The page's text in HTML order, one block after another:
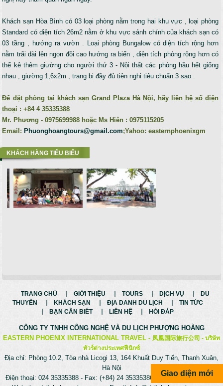
Khách sạn Hòa Bình có 03 loại phòng nằm trong hai khu vực , loại phòng
Standard có diện tích 26m2 nằm ở khu vực sảnh chính của khách sạn có
03 tầng , hướng ra vườn . Loại phòng Bungalow có diện tích rộng hơn
nằm trãi dài lên ngọn đồi cao hướng ra biển , diện tích phòng rộng hơn có
thể kê thêm giường cho người thứ 3 - Nội thất các phòng hầu hết giống
nhau , giường 1,6x2m , trang bị đầy đủ tiện nghi tiêu chuẩn 3 sao .
Để đặt phòng tại khách sạn Grand Plaza Hà Nội, hãy liên hệ số điện
thoại : +84 4 35335388
Mr. Phương - 0975699988 hoặc Ms Hiên : 0975115205
Email: Phuonghoangtours@gmail.com;Yahoo: easternphoenixgm
KHÁCH HÀNG TIÊU BIỂU
TRANG CHỦ GIỚI THIỆU TOURS DỊCH VỤ
DU
THUYỀN
KHÁCH SẠN ĐỊA DANH DU LỊCH
TIN TỨC
BẠN CẦN BIẾT
LIÊN HỆ HỎI ĐÁP
CÔNG TY TNHH CÔNG NGHỆ VÀ DU LỊCH PHƯỢNG HOÀNG
EASTERN PHOENIX INTERNATIONAL TRAVEL - 凤凰国际旅行公司 - บริษัท
ทัวร์ต่างประเทศฟีนิกซ์
Địa chỉ: Phòng 10.2, Tòa nhà Licogi 13, 164 Khuất Duy Tiến, Thanh Xuân,
Hà Nội
Điện thoại: 024 35335388 - Fax: (+84) 24 35335386 - Hotline: 0975699988
Giao diện mới